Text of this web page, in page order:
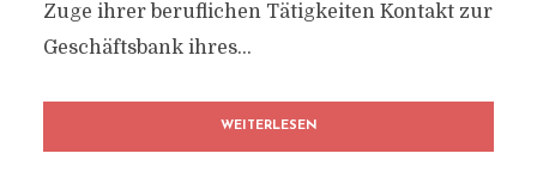
Zuge ihrer beruflichen Tätigkeiten Kontakt zur
Geschäftsbank ihres...
WEITERLESEN